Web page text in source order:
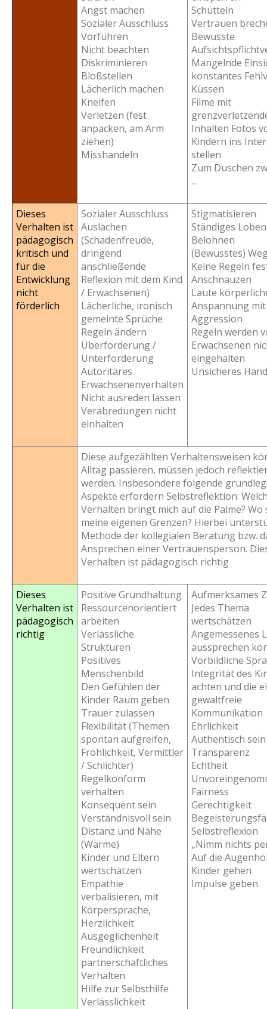
Angst machen
Sozialer Ausschluss
Vorführen
Nicht beachten
Diskriminieren
Bloßstellen
Lächerlich machen
Kneifen
Verletzen (fest
anpacken, am Arm
ziehen)
Misshandeln
Schütteln
Vertrauen
Bewusste
Mangelnde
konstantes
Küssen
Filme mit
Inhalten Fotos
Kindern ins
stellen
Zum Duschen
…
Dieses
Verhalten ist
pädagogisch
kritisch und
für die
Entwicklung
nicht
förderlich
Sozialer Ausschluss
Auslachen
(Schadenfreude,
dringend
anschließende
Reflexion mit dem Kind
/ Erwachsenen)
Lächerliche, ironisch
gemeinte Sprüche
Regeln ändern
Überforderung /
Unterforderung
Autoritäres
Erwachsenenverhalten
Nicht ausreden lassen
Verabredungen nicht
einhalten
Stigmatisieren
Ständiges
Belohnen
(Bewusstes)
Keine Regeln
Anschnauzen
Laute
Anspannung mit
Aggression
Regeln werden
Erwachsenen
eingehalten
Unsicheres
Diese aufgezählten Verhaltensweisen
Alltag passieren, müssen jedoch
werden. Insbesondere folgende
Aspekte erfordern Selbstreflektion:
Verhalten bringt mich auf die Palme? Wo
meine eigenen Grenzen? Hierbei
Methode der kollegialen Beratung bzw.
Ansprechen einer Vertrauensperson.
Verhalten ist pädagogisch richtig
Dieses
Verhalten ist
pädagogisch
richtig
Positive Grundhaltung
Ressourcenorientiert
arbeiten
Verlässliche
Strukturen
Positives
Menschenbild
Den Gefühlen der
Kinder Raum geben
Trauer zulassen
Flexibilität (Themen
spontan aufgreifen,
Fröhlichkeit, Vermittler
/ Schlichter)
Regelkonform
verhalten
Konsequent sein
Verständnisvoll sein
Distanz und Nähe
(Wärme)
Kinder und Eltern
wertschätzen
Empathie
verbalisieren, mit
Körpersprache,
Herzlichkeit
Ausgeglichenheit
Freundlichkeit
partnerschaftliches
Verhalten
Hilfe zur Selbsthilfe
Verlässlichkeit
Aufmerksames
Jedes Thema
wertschätzen
Angemessenes
aussprechen
Vorbildliche
Integrität des
achten und die
gewaltfreie
Kommunikation
Ehrlichkeit
Authentisch sein
Transparenz
Echtheit
Fairness
Gerechtigkeit
Selbstreflexion
„Nimm nichts
Auf die
Kinder gehen
Impulse geben